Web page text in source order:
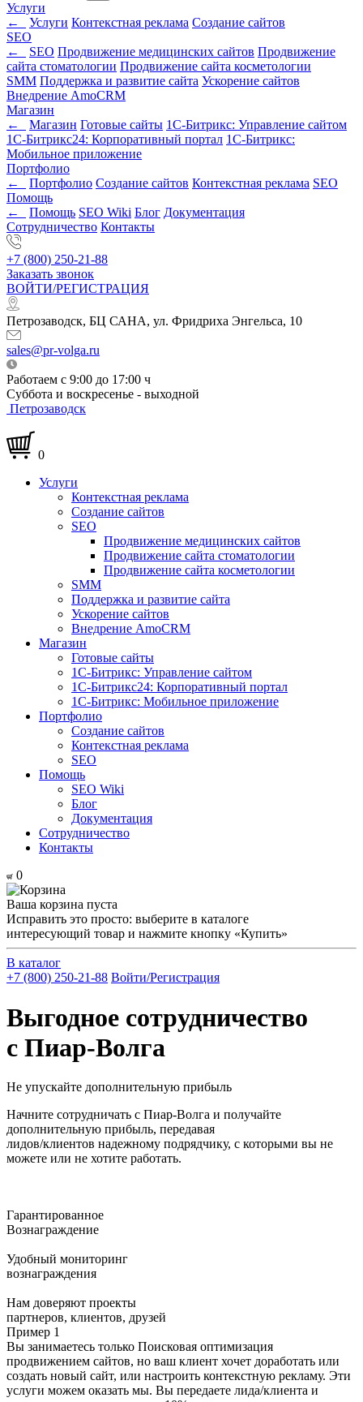
Услуги
←
Услуги Контекстная реклама Создание сайтов
SEO
←
SEO Продвижение медицинских сайтов Продвижение
сайта стоматологии Продвижение сайта косметологии
SMM Поддержка и развитие сайта Ускорение сайтов
Внедрение AmoCRM
Магазин
←
Магазин Готовые сайты 1С-Битрикс: Управление сайтом
1С-Битрикс24: Корпоративный портал 1С-Битрикс:
Мобильное приложение
Портфолио
←
Портфолио Создание сайтов Контекстная реклама SEO
Помощь
←
Помощь SEO Wiki Блог Документация
Сотрудничество Контакты
+7 (800) 250-21-88
Заказать звонок
ВОЙТИ/РЕГИСТРАЦИЯ
Петрозаводск, БЦ САНА, ул. Фридриха Энгельса, 10
sales@pr-volga.ru
Работаем с 9:00 до 17:00 ч
Суббота и воскресенье - выходной
Петрозаводск
0
Услуги
Контекстная реклама
Создание сайтов
SEO
Продвижение медицинских сайтов
Продвижение сайта стоматологии
Продвижение сайта косметологии
SMM
Поддержка и развитие сайта
Ускорение сайтов
Внедрение AmoCRM
Магазин
Готовые сайты
1С-Битрикс: Управление сайтом
1С-Битрикс24: Корпоративный портал
1С-Битрикс: Мобильное приложение
Портфолио
Создание сайтов
Контекстная реклама
SEO
Помощь
SEO Wiki
Блог
Документация
Сотрудничество
Контакты
0
Ваша корзина пуста
Исправить это просто: выберите в каталоге
интересующий товар и нажмите кнопку «Купить»
В каталог
+7 (800) 250-21-88 Войти/Регистрация
Выгодное сотрудничество
с Пиар-Волга
Не упускайте дополнительную прибыль
Начните сотрудничать с Пиар-Волга и получайте
дополнительную прибыль, передавая
лидов/клиентов надежному подрядчику, с которыми вы не
можете или не хотите работать.
Гарантированное
Вознаграждение
Удобный мониторинг
вознаграждения
Нам доверяют проекты
партнеров, клиентов, друзей
Пример 1
Вы занимаетесь только Поисковая оптимизация
продвижением сайтов, но ваш клиент хочет доработать или
создать новый сайт, или настроить контекстную рекламу. Эти
услуги можем оказать мы. Вы передаете лида/клиента и